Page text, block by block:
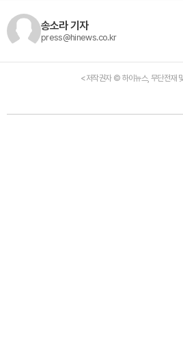
송소라 기자
press@hinews.co.kr
<저작권자 © 하이뉴스, 무단전재